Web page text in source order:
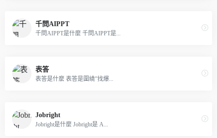
千問AIPPT
千問AIPPT是什麼 千問AIPPT是...
表答
表答是什麼 表答是圍繞”找爆...
Jobright
Jobright是什麼 Jobright是 A...